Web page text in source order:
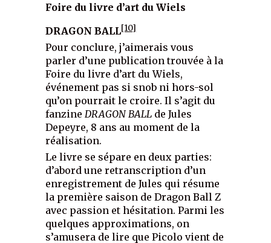
Foire du livre d’art du Wiels
DRAGON BALL[10]
Pour conclure, j’aimerais vous
parler d’une publication trouvée à la
Foire du livre d’art du Wiels,
événement pas si snob ni hors-sol
qu’on pourrait le croire. Il s’agit du
fanzine DRAGON BALL de Jules
Depeyre, 8 ans au moment de la
réalisation.
Le livre se sépare en deux parties:
d’abord une retranscription d’un
enregistrement de Jules qui résume
la première saison de Dragon Ball Z
avec passion et hésitation. Parmi les
quelques approximations, on
s’amusera de lire que Picolo vient de